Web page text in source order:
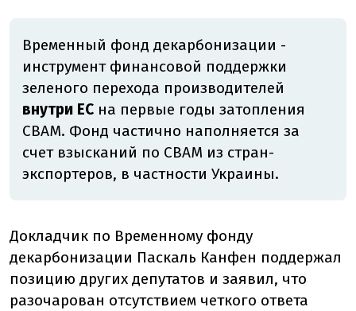
Временный фонд декарбонизации -
инструмент финансовой поддержки
зеленого перехода производителей
внутри ЕС на первые годы затопления
CBAM. Фонд частично наполняется за
счет взысканий по CBAM из стран-
экспортеров, в частности Украины.
Докладчик по Временному фонду
декарбонизации Паскаль Канфен поддержал
позицию других депутатов и заявил, что
разочарован отсутствием четкого ответа